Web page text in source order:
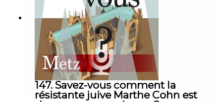
147. Savez-vous comment la
résistante juive Marthe Cohn est